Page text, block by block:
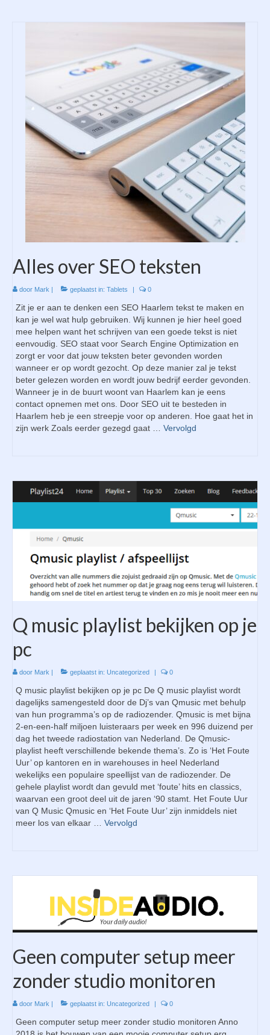
Alles over SEO teksten
door Mark geplaatst in: Tablets 0
Zit je er aan te denken een SEO Haarlem tekst te maken en
kan je wel wat hulp gebruiken. Wij kunnen je hier heel goed
mee helpen want het schrijven van een goede tekst is niet
eenvoudig. SEO staat voor Search Engine Optimization en
zorgt er voor dat jouw teksten beter gevonden worden
wanneer er op wordt gezocht. Op deze manier zal je tekst
beter gelezen worden en wordt jouw bedrijf eerder gevonden.
Wanneer je in de buurt woont van Haarlem kan je eens
contact opnemen met ons. Door SEO uit te besteden in
Haarlem heb je een streepje voor op anderen. Hoe gaat het in
zijn werk Zoals eerder gezegd gaat … Vervolgd
Q music playlist bekijken op je
pc
door Mark geplaatst in: Uncategorized 0
Q music playlist bekijken op je pc De Q music playlist wordt
dagelijks samengesteld door de Dj’s van Qmusic met behulp
van hun programma’s op de radiozender. Qmusic is met bijna
2-en-een-half miljoen luisteraars per week en 996 duizend per
dag het tweede radiostation van Nederland. De Qmusic-
playlist heeft verschillende bekende thema’s. Zo is ‘Het Foute
Uur’ op kantoren en in warehouses in heel Nederland
wekelijks een populaire speellijst van de radiozender. De
gehele playlist wordt dan gevuld met ‘foute’ hits en classics,
waarvan een groot deel uit de jaren ‘90 stamt. Het Foute Uur
van Q Music Qmusic en ‘Het Foute Uur’ zijn inmiddels niet
meer los van elkaar … Vervolgd
Geen computer setup meer
zonder studio monitoren
door Mark | geplaatst in: Uncategorized | 0
Geen computer setup meer zonder studio monitoren Anno